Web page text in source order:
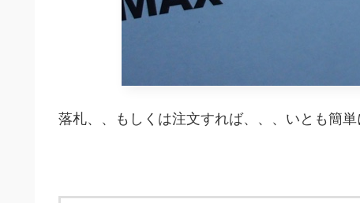
落札、、もしくは注文すれば、、、いとも簡単